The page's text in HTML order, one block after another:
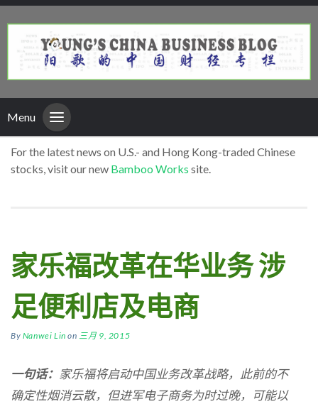
Menu
For the latest news on U.S.- and Hong Kong-traded Chinese
stocks, visit our new Bamboo Works site.
家乐福改革在华业务 涉
足便利店及电商
By Nanwei Lin on 三月 9, 2015
一句话： 家乐福将启动中国业务改革战略，此前的不
确定性烟消云散，但进军电子商务为时过晚，可能以